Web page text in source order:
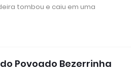
tombou e caiu em uma
Povoado Bezerrinha